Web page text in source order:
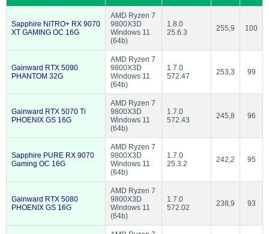
Sapphire NITRO+ RX 9070
XT GAMING OC 16G
AMD Ryzen 7
9800X3D
Windows 11
(64b)
1.8.0
25.6.3
255,9 100
Gainward RTX 5090
PHANTOM 32G
AMD Ryzen 7
9800X3D
Windows 11
(64b)
1.7.0
572.47
253,3 99
Gainward RTX 5070 Ti
PHOENIX GS 16G
AMD Ryzen 7
9800X3D
Windows 11
(64b)
1.7.0
572.43
245,8 96
Sapphire PURE RX 9070
Gaming OC 16G
AMD Ryzen 7
9800X3D
Windows 11
(64b)
1.7.0
25.3.2
242,2 95
Gainward RTX 5080
PHOENIX GS 16G
AMD Ryzen 7
9800X3D
Windows 11
(64b)
1.7.0
572.02
238,9 93